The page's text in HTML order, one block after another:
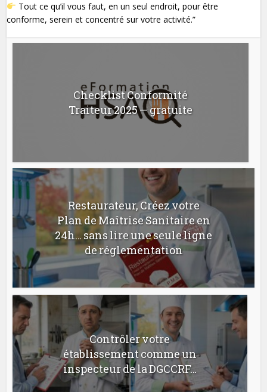
Tout ce qu’il vous faut, en un seul endroit, pour être
conforme, serein et concentré sur votre activité.”
Checklist Conformité
Traiteur 2025 — gratuite
Restaurateur, Créez votre
Plan de Maîtrise Sanitaire en
24h… sans lire une seule ligne
de réglementation
Contrôler votre
établissement comme un
inspecteur de la DGCCRF…